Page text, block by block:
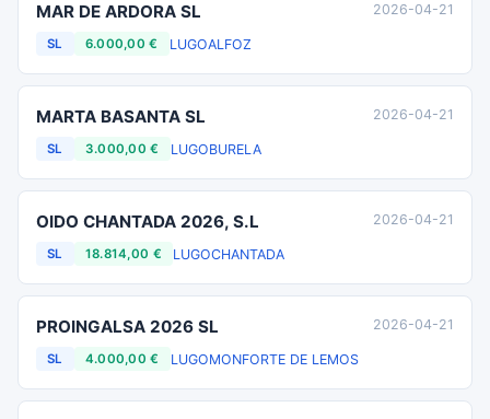
MAR DE ARDORA SL
SL 6.000,00 € LUGOALFOZ
2026-04-21
MARTA BASANTA SL
SL 3.000,00 € LUGOBURELA
2026-04-21
OIDO CHANTADA 2026, S.L
SL 18.814,00 € LUGOCHANTADA
2026-04-21
PROINGALSA 2026 SL
SL 4.000,00 € LUGOMONFORTE DE LEMOS
2026-04-21